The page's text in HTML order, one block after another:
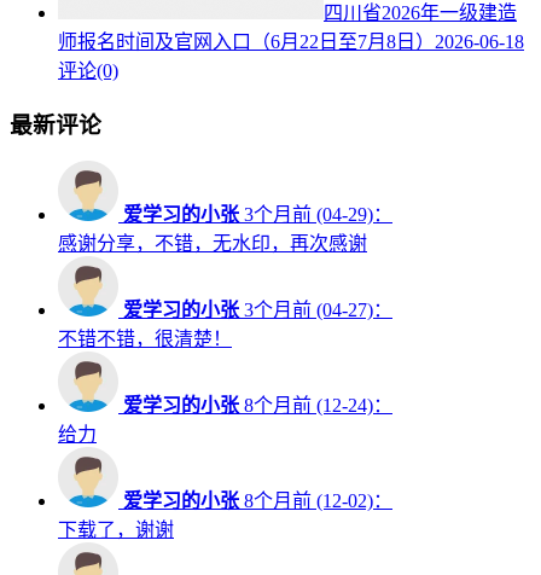
四川省2026年一级建造
师报名时间及官网入口（6月22日至7月8日） 2026-06-18
评论(0)
最新评论
爱学习的小张 3个月前 (04-29)：
感谢分享，不错，无水印，再次感谢
爱学习的小张 3个月前 (04-27)：
不错不错，很清楚！
爱学习的小张 8个月前 (12-24)：
给力
爱学习的小张 8个月前 (12-02)：
下载了，谢谢